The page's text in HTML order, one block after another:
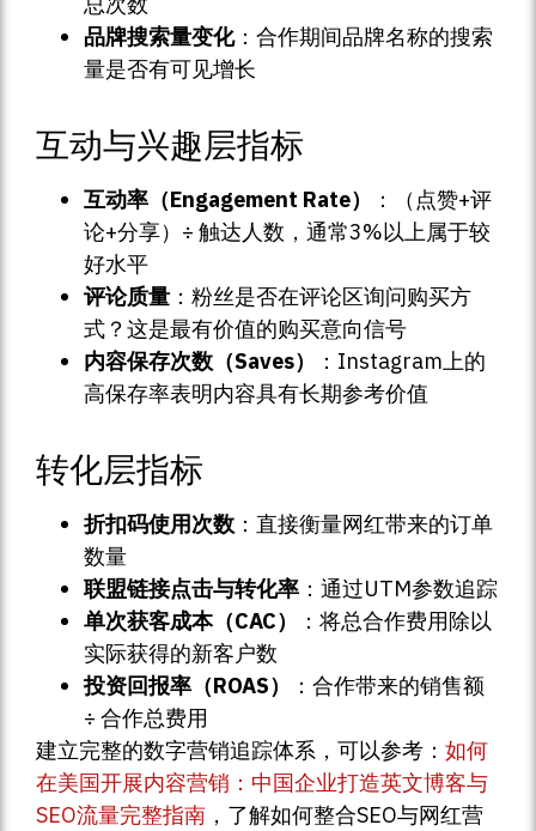
品牌搜索量变化：合作期间品牌名称的搜索
量是否有可见增长
互动与兴趣层指标
互动率（Engagement Rate）
：（点赞+评
论+分享）÷ 触达人数，通常3%以上属于较
好水平
评论质量 ：粉丝是否在评论区询问购买方
式？这是最有价值的购买意向信号
内容保存次数（Saves）
：Instagram上的
高保存率表明内容具有长期参考价值
转化层指标
折扣码使用次数 ：直接衡量网红带来的订单
数量
联盟链接点击与转化率 ：通过UTM参数追踪
单次获客成本（CAC）
：将总合作费用除以
实际获得的新客户数
投资回报率（ROAS）
：合作带来的销售额
÷ 合作总费用
建立完整的数字营销追踪体系，可以参考： 如何
在美国开展内容营销：中国企业打造英文博客与
SEO流量完整指南 ，了解如何整合SEO与网红营